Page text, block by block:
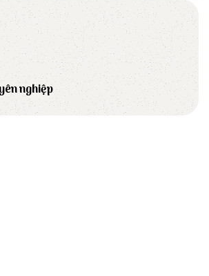
nghiệp